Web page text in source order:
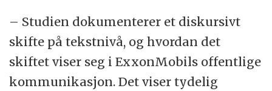
– Studien dokumenterer et diskursivt
skifte på tekstnivå, og hvordan det
skiftet viser seg i ExxonMobils offentlige
kommunikasjon. Det viser tydelig